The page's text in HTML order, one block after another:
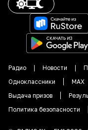
Радио Новости
Одноклассники
MAX
Выдача призов
Политика безопасности